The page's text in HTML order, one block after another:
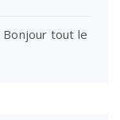
Bonjour tout le